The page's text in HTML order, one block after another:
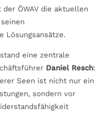
ÖWAV die aktuellen
Lösungsansätze.
eine zentrale
Daniel Resch:
Seen ist nicht nur ein
sondern vor